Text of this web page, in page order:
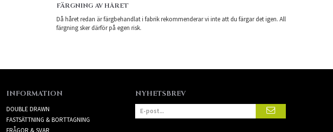
FÄRGNING AV HÅRET
Då håret redan är färgbehandlat i fabrik rekommenderar vi inte att du färgar det igen. All
färgning sker därför på egen risk.
INFORMATION
DOUBLE DRAWN
FASTSÄTTNING & BORTTAGNING
FRÅGOR & SVAR
NYHETSBREV